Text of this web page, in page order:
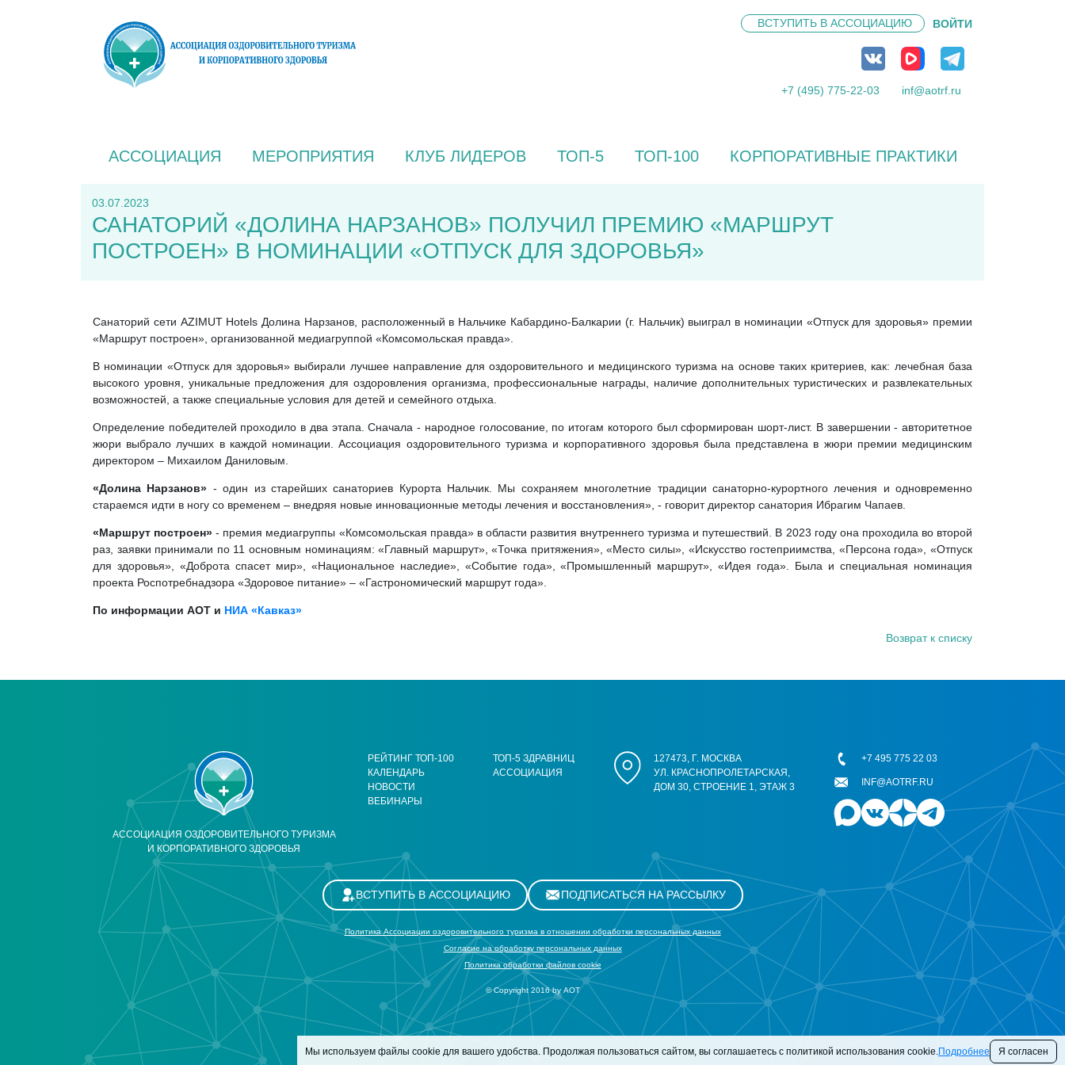
ВСТУПИТЬ В АССОЦИАЦИЮ ВОЙТИ
+7 (495) 775-22-03 inf@aotrf.ru
АССОЦИАЦИЯ МЕРОПРИЯТИЯ КЛУБ ЛИДЕРОВ ТОП-5 ТОП-100 КОРПОРАТИВНЫЕ ПРАКТИКИ
03.07.2023
САНАТОРИЙ «ДОЛИНА НАРЗАНОВ» ПОЛУЧИЛ ПРЕМИЮ «МАРШРУТ
ПОСТРОЕН» В НОМИНАЦИИ «ОТПУСК ДЛЯ ЗДОРОВЬЯ»
Санаторий сети AZIMUT Hotels Долина Нарзанов, расположенный в Нальчике Кабардино-Балкарии (г. Нальчик) выиграл в номинации «Отпуск для здоровья» премии
«Маршрут построен», организованной медиагруппой «Комсомольская правда».
В номинации «Отпуск для здоровья» выбирали лучшее направление для оздоровительного и медицинского туризма на основе таких критериев, как: лечебная база
высокого уровня, уникальные предложения для оздоровления организма, профессиональные награды, наличие дополнительных туристических и развлекательных
возможностей, а также специальные условия для детей и семейного отдыха.
Определение победителей проходило в два этапа. Сначала - народное голосование, по итогам которого был сформирован шорт-лист. В завершении - авторитетное
жюри выбрало лучших в каждой номинации. Ассоциация оздоровительного туризма и корпоративного здоровья была представлена в жюри премии медицинским
директором – Михаилом Даниловым.
«Долина Нарзанов» - один из старейших санаториев Курорта Нальчик. Мы сохраняем многолетние традиции санаторно-курортного лечения и одновременно
стараемся идти в ногу со временем – внедряя новые инновационные методы лечения и восстановления», - говорит директор санатория Ибрагим Чапаев.
«Маршрут построен» - премия медиагруппы «Комсомольская правда» в области развития внутреннего туризма и путешествий. В 2023 году она проходила во второй
раз, заявки принимали по 11 основным номинациям: «Главный маршрут», «Точка притяжения», «Место силы», «Искусство гостеприимства, «Персона года», «Отпуск
для здоровья», «Доброта спасет мир», «Национальное наследие», «Событие года», «Промышленный маршрут», «Идея года». Была и специальная номинация
проекта Роспотребнадзора «Здоровое питание» – «Гастрономический маршрут года».
По информации АОТ и НИА «Кавказ»
Возврат к списку
АССОЦИАЦИЯ ОЗДОРОВИТЕЛЬНОГО ТУРИЗМА
И КОРПОРАТИВНОГО ЗДОРОВЬЯ
РЕЙТИНГ ТОП-100
КАЛЕНДАРЬ
НОВОСТИ
ВЕБИНАРЫ
ТОП-5 ЗДРАВНИЦ
АССОЦИАЦИЯ
127473, Г. МОСКВА
УЛ. КРАСНОПРОЛЕТАРСКАЯ,
ДОМ 30, СТРОЕНИЕ 1, ЭТАЖ 3
+7 495 775 22 03
INF@AOTRF.RU
ВСТУПИТЬ В АССОЦИАЦИЮ ПОДПИСАТЬСЯ НА РАССЫЛКУ
Политика Ассоциации оздоровительного туризма в отношении обработки персональных данных
Cогласие на обработку персональных данных
Политика обработки файлов cookie
© Copyright 2016 by АОТ
Мы используем файлы cookie для вашего удобства. Продолжая пользоваться сайтом, вы соглашаетесь с политикой использования cookie.Подробнее Я согласен